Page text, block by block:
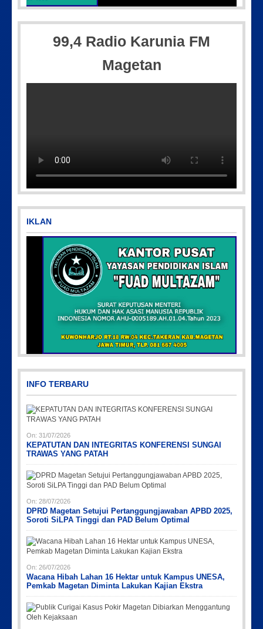
Picsart_23-04-12_11-55-35-604
99,4 Radio Karunia FM
Magetan
IKLAN
Picsart_23-04-10_00-36-15-097
Picsart_23-04-12_12-24-51-034
Picsart_23-04-02_13-27-26-448
PicsArt_03-12-12.53.38
IMG-20191006-WA0043
INFO TERBARU
On: 31/07/2026
KEPATUTAN DAN INTEGRITAS KONFERENSI SUNGAI
TRAWAS YANG PATAH
On: 28/07/2026
DPRD Magetan Setujui Pertanggungjawaban APBD 2025,
Soroti SiLPA Tinggi dan PAD Belum Optimal
On: 26/07/2026
Wacana Hibah Lahan 16 Hektar untuk Kampus UNESA,
Pemkab Magetan Diminta Lakukan Kajian Ekstra